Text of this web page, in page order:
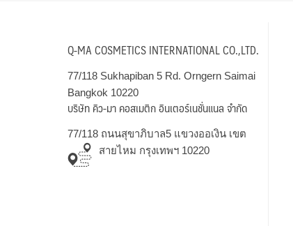
Q-MA COSMETICS INTERNATIONAL CO.,LTD.
77/118 Sukhapiban 5 Rd. Orngern Saimai
Bangkok 10220
บริษัท คิว-มา คอสเมติก อินเตอร์เนชั่นแนล จำกัด
77/118 ถนนสุขาภิบาล5 แขวงออเงิน เขต
สายไหม กรุงเทพฯ 10220